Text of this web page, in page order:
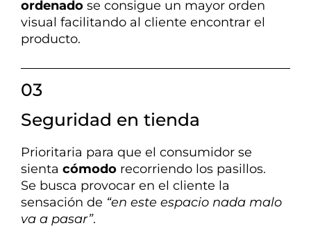
ordenado se consigue un mayor orden
visual facilitando al cliente encontrar el
producto.
03
Seguridad en tienda
Prioritaria para que el consumidor se
sienta cómodo recorriendo los pasillos.
Se busca provocar en el cliente la
sensación de “en este espacio nada malo
va a pasar”.